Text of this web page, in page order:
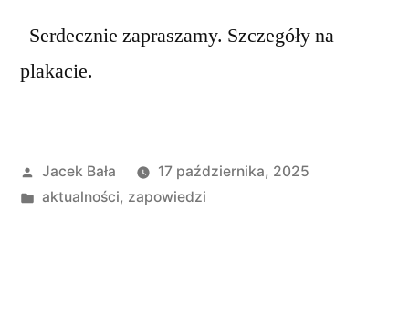
Serdecznie zapraszamy. Szczegóły na
plakacie.
Opublikowane
przez
Jacek Bała
17 października, 2025
Opublikowano
aktualności, zapowiedzi